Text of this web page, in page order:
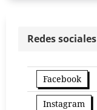
Redes sociales
Facebook
Instagram